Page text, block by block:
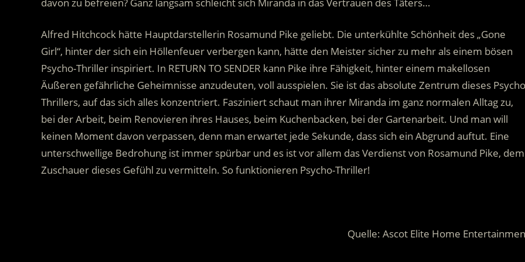
Alfred Hitchcock hätte Hauptdarstellerin Rosamund Pike geliebt. Die unterkühlte Schönheit des „Gone
Girl“, hinter der sich ein Höllenfeuer verbergen kann, hätte den Meister sicher zu mehr als einem bösen
Psycho-Thriller inspiriert. In RETURN TO SENDER kann Pike ihre Fähigkeit, hinter einem makellosen
Äußeren gefährliche Geheimnisse anzudeuten, voll ausspielen. Sie ist das absolute Zentrum dieses
Thrillers, auf das sich alles konzentriert. Fasziniert schaut man ihrer Miranda im ganz normalen Alltag zu,
bei der Arbeit, beim Renovieren ihres Hauses, beim Kuchenbacken, bei der Gartenarbeit. Und man will
keinen Moment davon verpassen, denn man erwartet jede Sekunde, dass sich ein Abgrund auftut. Eine
unterschwellige Bedrohung ist immer spürbar und es ist vor allem das Verdienst von Rosamund Pike, dem
Zuschauer dieses Gefühl zu vermitteln. So funktionieren Psycho-Thriller!
Quelle: Ascot Elite Home